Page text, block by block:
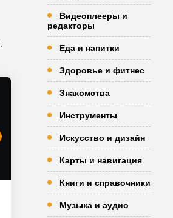
Видеоплееры и
редакторы
Еда и напитки
Здоровье и фитнес
Знакомства
Инструменты
Искусство и дизайн
Карты и навигация
Книги и справочники
Музыка и аудио